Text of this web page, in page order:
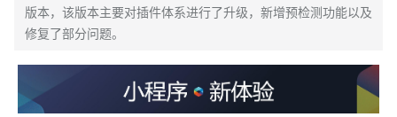
版本，该版本主要对插件体系进行了升级，新增预检测功能以及
修复了部分问题。